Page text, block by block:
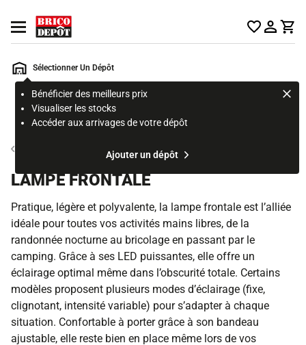
Ouvrir le menu
Sélectionner Un Dépôt
Bénéficier des meilleurs prix
Visualiser les stocks
Accéder aux arrivages de votre dépôt
Ajouter un dépôt
Rechercher
page
Eclairage technique et de chantier
LAMPE FRONTALE
Pratique, légère et polyvalente, la lampe frontale est l’alliée
idéale pour toutes vos activités mains libres, de la
randonnée nocturne au bricolage en passant par le
camping. Grâce à ses LED puissantes, elle offre un
éclairage optimal même dans l’obscurité totale. Certains
modèles proposent plusieurs modes d’éclairage (fixe,
clignotant, intensité variable) pour s’adapter à chaque
situation. Confortable à porter grâce à son bandeau
ajustable, elle reste bien en place même lors de vos